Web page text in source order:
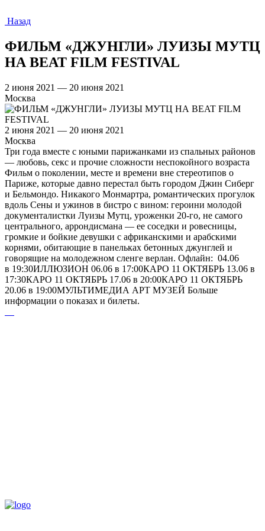
Назад
ФИЛЬМ «ДЖУНГЛИ» ЛУИЗЫ МУТЦ
НА BEAT FILM FESTIVAL
2 июня 2021 — 20 июня 2021
Москва
2 июня 2021 — 20 июня 2021
Москва
Три года вместе с юными парижанками из спальных районов
— любовь, секс и прочие сложности неспокойного возраста
Фильм о поколении, месте и времени вне стереотипов о
Париже, которые давно перестал быть городом Джин Сиберг
и Бельмондо. Никакого Монмартра, романтических прогулок
вдоль Сены и ужинов в бистро с вином: героини молодой
документалистки Луизы Мутц, уроженки 20-го, не самого
центрального, аррондисмана — ее соседки и ровесницы,
громкие и бойкие девушки с африканскими и арабскими
корнями, обитающие в панельках бетонных джунглей и
говорящие на молодежном сленге верлан. Офлайн: 04.06
в 19:30ИЛЛЮЗИОН 06.06 в 17:00КАРО 11 ОКТЯБРЬ 13.06 в
17:30КАРО 11 ОКТЯБРЬ 17.06 в 20:00КАРО 11 ОКТЯБРЬ
20.06 в 19:00МУЛЬТИМЕДИА АРТ МУЗЕЙ Больше
информации о показах и билеты.